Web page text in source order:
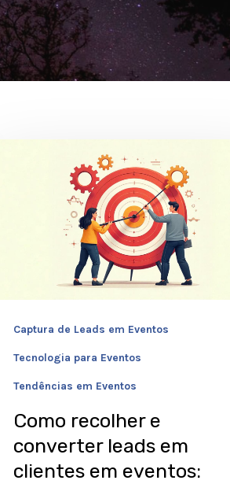
Captura de Leads em Eventos
Tecnologia para Eventos
Tendências em Eventos
Como recolher e
converter leads em
clientes em eventos: